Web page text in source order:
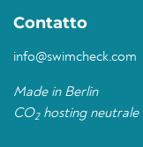
Contatto
info@swimcheck.com
Made in Berlin
CO2hosting neutrale